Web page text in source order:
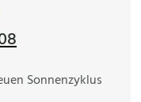
Sonnenzyklus